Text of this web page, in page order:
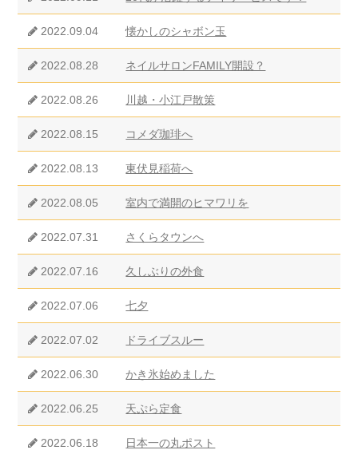
2022.09.04 懐かしのシャボン玉
2022.08.28 ネイルサロンFAMILY開設？
2022.08.26 川越・小江戸散策
2022.08.15 コメダ珈琲へ
2022.08.13 東伏見稲荷へ
2022.08.05 室内で満開のヒマワリを
2022.07.31 さくらタウンへ
2022.07.16 久しぶりの外食
2022.07.06 七夕
2022.07.02 ドライブスルー
2022.06.30 かき氷始めました
2022.06.25 天ぷら定食
2022.06.18 日本一の丸ポスト